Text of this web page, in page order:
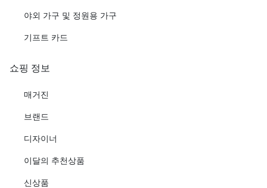
야외 가구 및 정원용 가구
기프트 카드
쇼핑 정보
매거진
브랜드
디자이너
이달의 추천상품
신상품